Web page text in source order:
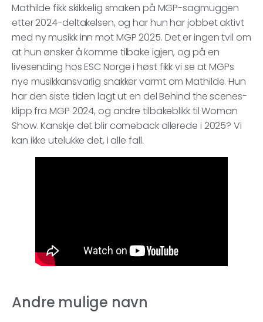
Mathilde fikk skikkelig smaken på MGP-sagmuggen
etter 2024-deltakelsen, og har hun har jobbet aktivt
med ny musikk inn mot MGP 2025. Det er ingen tvil om
at hun ønsker å komme tilbake igjen, og på en
livesending hos ESC Norge i høst fikk vi se at MGPs
nye musikkansvarlig snakker varmt om Mathilde. Hun
har den siste tiden lagt ut en del Behind the scenes-
klipp fra MGP 2024, og andre tilbakeblikk til Woman
Show. Kanskje det blir comeback allerede i 2025? Vi
kan ikke utelukke det, i alle fall.
Andre mulige navn